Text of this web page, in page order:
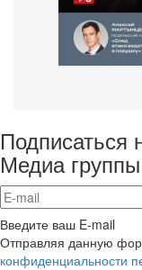
Подписаться
Медиа
Введите ваш E-mail
Отправляя данную
конфиденциальности